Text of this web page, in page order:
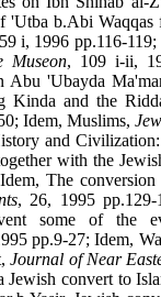
of 'Utba b.Abi
, 59 i, 1996 pp.116-
Le Museon, 109 i-ii,
on Abu 'Ubayda
Kinda and the
650; Idem, Muslims,
and
together with the
Idem, The
, 26, 1995
invent some of
1995 pp.9-27; Idem,
Journal of Near
a Jewish convert to